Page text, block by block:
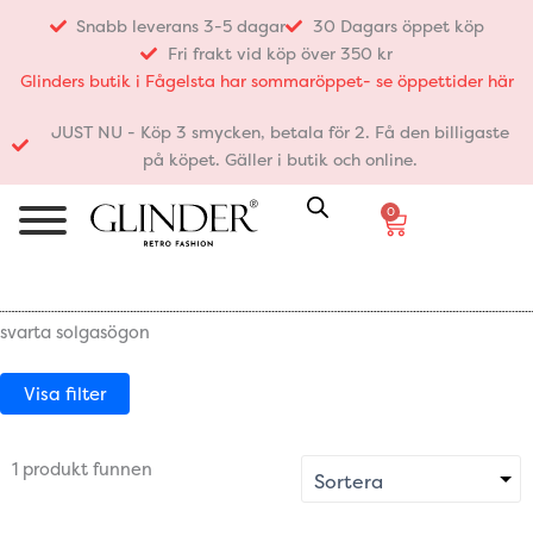
innehåll
Snabb leverans 3-5 dagar
30 Dagars öppet köp
Fri frakt vid köp över 350 kr
Glinders butik i Fågelsta har sommaröppet- se öppettider här
JUST NU - Köp 3 smycken, betala för 2. Få den billigaste
på köpet. Gäller i butik och online.
0
Varukorg
svarta solgasögon
Visa filter
1 produkt funnen